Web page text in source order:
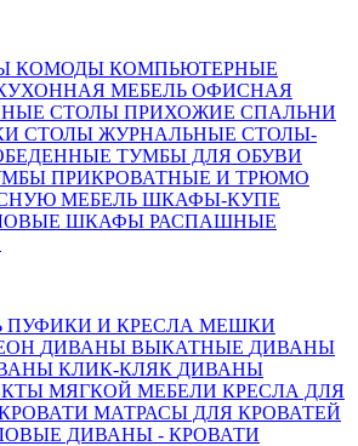
КОМОДЫ КОМПЬЮТЕРНЫЕ
МЕБЕЛЬ ОФИСНАЯ
СТОЛЫ ПРИХОЖИЕ СПАЛЬНИ
СТОЛЫ ЖУРНАЛЬНЫЕ СТОЛЫ-
ТУМБЫ ДЛЯ ОБУВИ
ПРИКРОВАТНЫЕ И ТРЮМО
МЕБЕЛЬ ШКАФЫ-КУПЕ
ШКАФЫ РАСПАШНЫЕ
ПУФИКИ И КРЕСЛА МЕШКИ
ДИВАНЫ ВЫКАТНЫЕ ДИВАНЫ
КЛИК-КЛЯК ДИВАНЫ
МЯГКОЙ МЕБЕЛИ КРЕСЛА ДЛЯ
МАТРАСЫ ДЛЯ КРОВАТЕЙ
ДИВАНЫ - КРОВАТИ